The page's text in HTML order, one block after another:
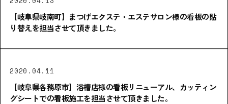
【岐阜県岐南町】まつげエクステ・エステサロン様の看板の貼
り替えを担当させて頂きました。
2020.04.11
【岐阜県各務原市】浴槽店様の看板リニューアル、カッティン
グシートでの看板施工を担当させて頂きました。